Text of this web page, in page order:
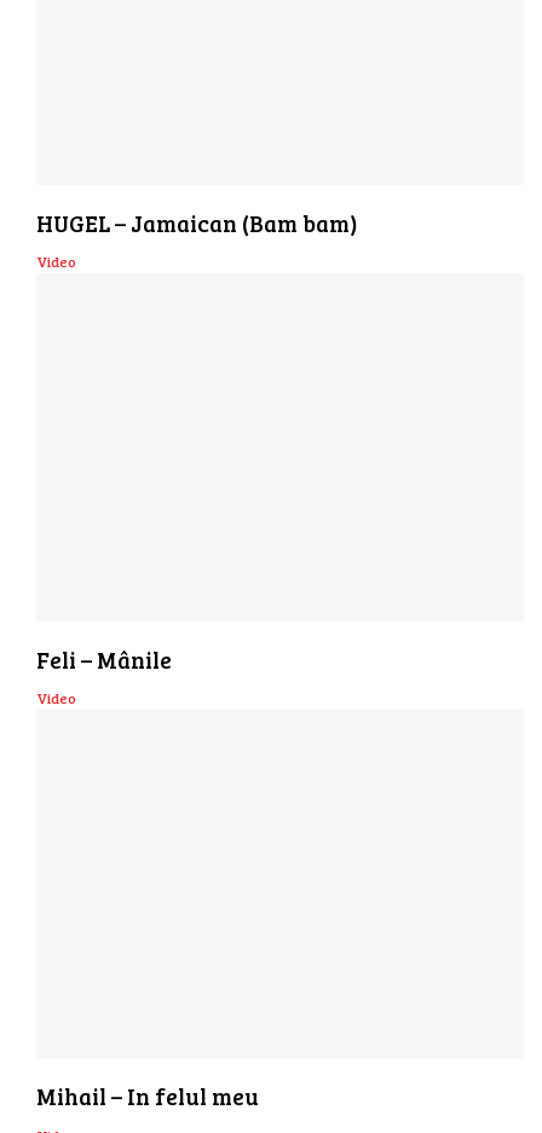
HUGEL – Jamaican (Bam bam)
Video
Feli – Mânile
Video
Mihail – In felul meu